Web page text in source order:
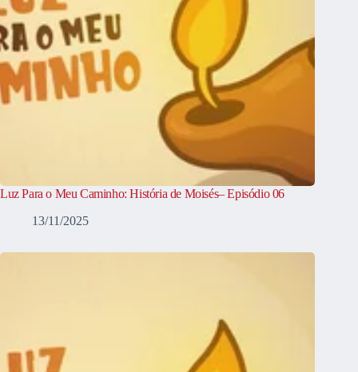
Luz Para o Meu Caminho: História de Moisés– Episódio 06
13/11/2025